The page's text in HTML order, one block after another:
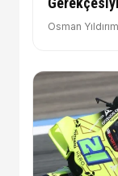
Osman Yıldırım